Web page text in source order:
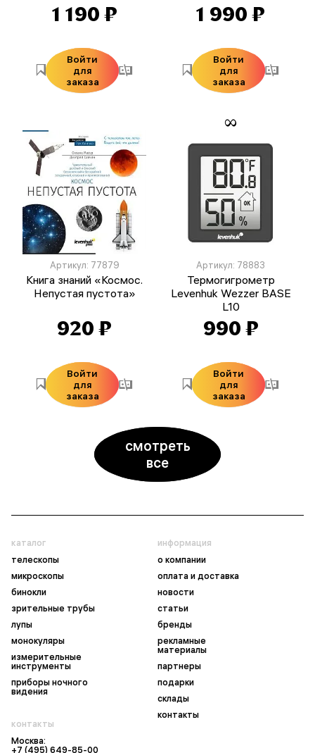
1 190 ₽
Войти
для
заказа
1 990 ₽
Войти
для
заказа
Артикул: 77879
Книга знаний «Космос.
Непустая пустота»
920 ₽
Войти
для
заказа
Артикул: 78883
Термогигрометр
Levenhuk Wezzer BASE
L10
990 ₽
Войти
для
заказа
смотреть
все
каталог
телескопы
микроскопы
бинокли
зрительные трубы
лупы
монокуляры
измерительные
инструменты
приборы ночного
видения
информация
о компании
оплата и доставка
новости
статьи
бренды
рекламные
материалы
партнеры
подарки
склады
контакты
контакты
Москва:
+7 (495) 649-85-00